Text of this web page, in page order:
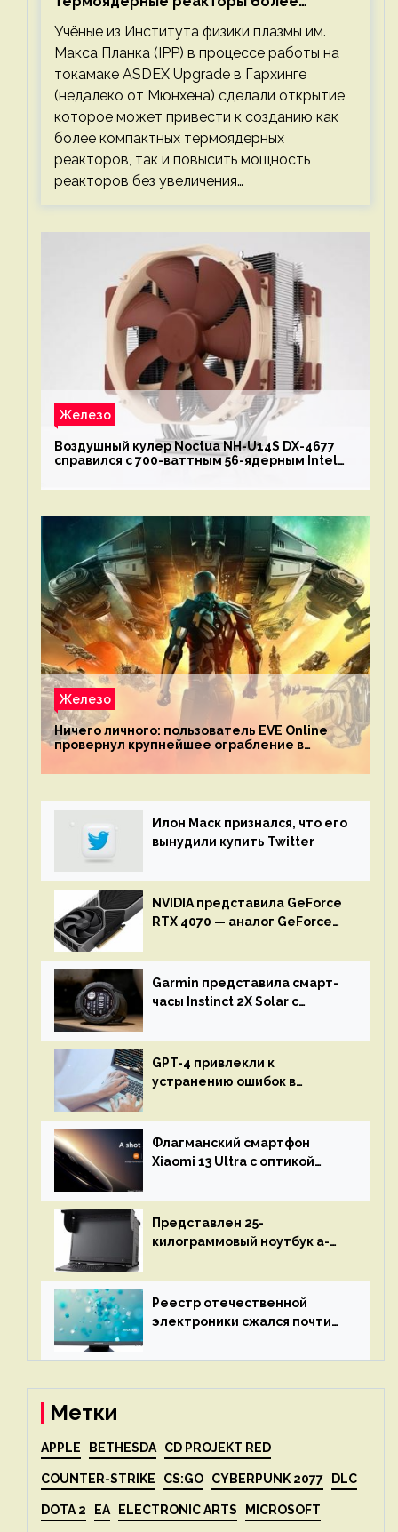
компактными или мощными
Учёные из Института физики плазмы им.
Макса Планка (IPP) в процессе работы на
токамаке ASDEX Upgrade в Гархинге
(недалеко от Мюнхена) сделали открытие,
которое может привести к созданию как
более компактных термоядерных
реакторов, так и повысить мощность
реакторов без увеличения…
Железо
Воздушный кулер Noctua NH-U14S DX-4677
справился с 700-ваттным 56-ядерным Intel
Железо
Ничего личного: пользователь EVE Online
провернул крупнейшее ограбление в
механике
Илон Маск признался, что его
вынудили купить Twitter
NVIDIA представила GeForce
RTX 4070 — аналог GeForce
Garmin представила смарт-
часы Instinct 2X Solar с
GPT-4 привлекли к
устранению ошибок в
остановится до полного
восстановления кода и
объяснит, что пошло не так
Флагманский смартфон
Xiaomi 13 Ultra с оптикой
представят 18 апреля
Представлен 25-
килограммовый ноутбук a-
до 3 Тбайт DDR5 и шесть
дисплеев
Реестр отечественной
электроники сжался почти
Метки
APPLE BETHESDA CD PROJEKT RED
COUNTER-STRIKE CS:GO CYBERPUNK 2077 DLC
DOTA 2 EA ELECTRONIC ARTS MICROSOFT